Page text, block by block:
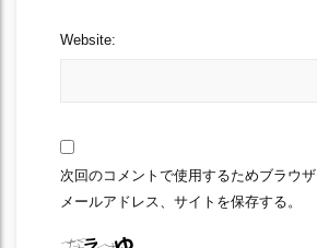
Website:
次回のコメントで使用するためブラウザ
メールアドレス、サイトを保存する。